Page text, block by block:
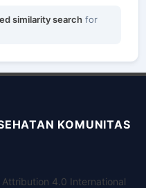
similarity search for
KOMUNITAS
4.0 International